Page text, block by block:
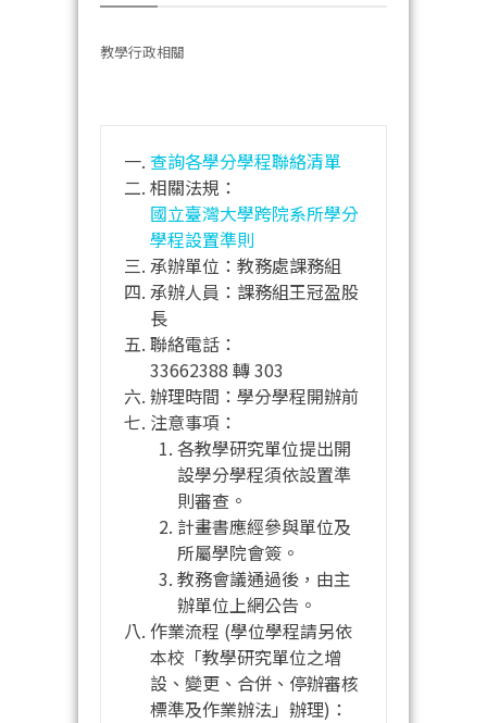
教學行政相關
查詢各學分學程聯絡清單
相關法規：
國立臺灣大學跨院系所學分
學程設置準則
承辦單位：教務處課務組
承辦人員：課務組王冠盈股
長
聯絡電話：
33662388 轉 303
辦理時間：學分學程開辦前
注意事項：
各教學研究單位提出開
設學分學程須依設置準
則審查。
計畫書應經參與單位及
所屬學院會簽。
教務會議通過後，由主
辦單位上網公告。
作業流程 (學位學程請另依
本校「教學研究單位之增
設、變更、合併、停辦審核
標準及作業辦法」辦理)：